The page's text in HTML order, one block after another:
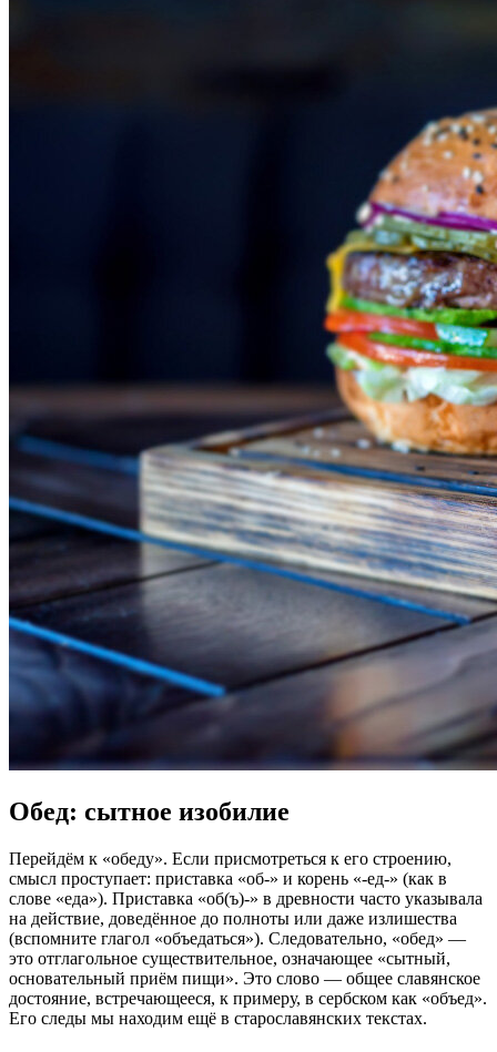
Обед: сытное изобилие
Перейдём к «обеду». Если присмотреться к его строению,
смысл проступает: приставка «об-» и корень «-ед-» (как в
слове «еда»). Приставка «об(ъ)-» в древности часто указывала
на действие, доведённое до полноты или даже излишества
(вспомните глагол «объедаться»). Следовательно, «обед» —
это отглагольное существительное, означающее «сытный,
основательный приём пищи». Это слово — общее славянское
достояние, встречающееся, к примеру, в сербском как «объед».
Его следы мы находим ещё в старославянских текстах.